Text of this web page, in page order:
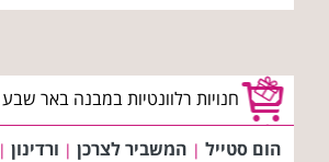
חנויות רלוונטיות במבנה באר שבע
הום סטייל | המשביר לצרכן | ורדינון |